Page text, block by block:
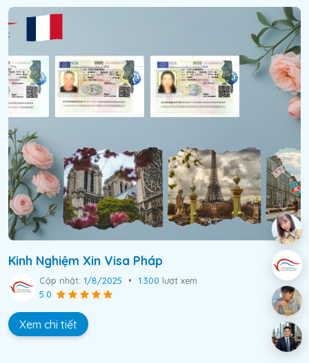
Kinh Nghiệm Xin Visa Pháp
Cập nhật: 1/8/2025 • 1.300 lượt xem
5.0
Xem chi tiết